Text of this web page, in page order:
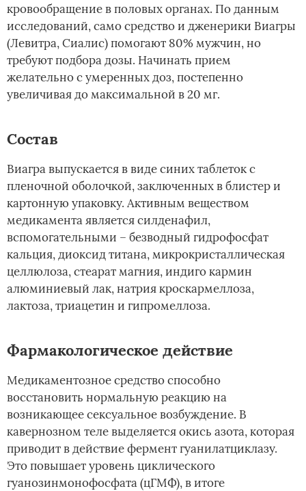
кровообращение в половых органах. По данным
исследований, само средство и дженерики Виагры
(Левитра, Сиалис) помогают 80% мужчин, но
требуют подбора дозы. Начинать прием
желательно с умеренных доз, постепенно
увеличивая до максимальной в 20 мг.
Состав
Виагра выпускается в виде синих таблеток с
пленочной оболочкой, заключенных в блистер и
картонную упаковку. Активным веществом
медикамента является силденафил,
вспомогательными – безводный гидрофосфат
кальция, диоксид титана, микрокристаллическая
целлюлоза, стеарат магния, индиго кармин
алюминиевый лак, натрия кроскармеллоза,
лактоза, триацетин и гипромеллоза.
Фармакологическое действие
Медикаментозное средство способно
восстановить нормальную реакцию на
возникающее сексуальное возбуждение. В
кавернозном теле выделяется окись азота, которая
приводит в действие фермент гуанилатциклазу.
Это повышает уровень циклического
гуанозинмонофосфата (цГМФ), в итоге